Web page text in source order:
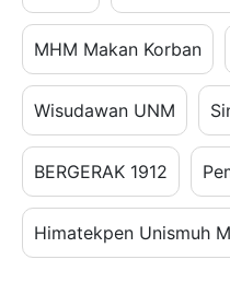
MHM Makan Korban
Wisudawan UNM
BERGERAK 1912
Himatekpen Unismuh